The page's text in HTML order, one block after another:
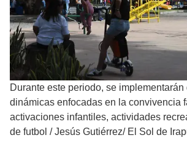
Durante este periodo, se implementarán
dinámicas enfocadas en la convivencia
activaciones infantiles, actividades
de futbol /Jesús Gutiérrez/ El Sol de